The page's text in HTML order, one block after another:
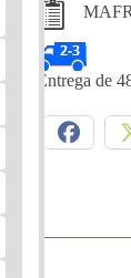
Entrega de